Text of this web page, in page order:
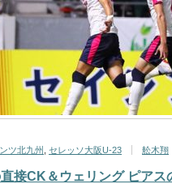
ツ北九州 セレッソ大阪U-23 舩木翔
接CK＆ウェリング ピアス